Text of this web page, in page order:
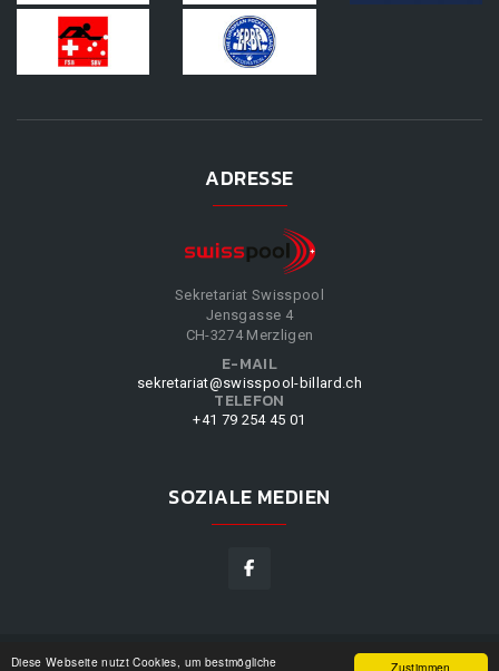
Zustimmen
Diese Webseite nutzt Cookies, um bestmögliche
ADRESSE
Sekretariat Swisspool
Jensgasse 4
CH-3274 Merzligen
E-MAIL
sekretariat@swisspool-billard.ch
TELEFON
+41 79 254 45 01
SOZIALE MEDIEN
SWISSPOOL©2026|DESIGN BY UNSERE